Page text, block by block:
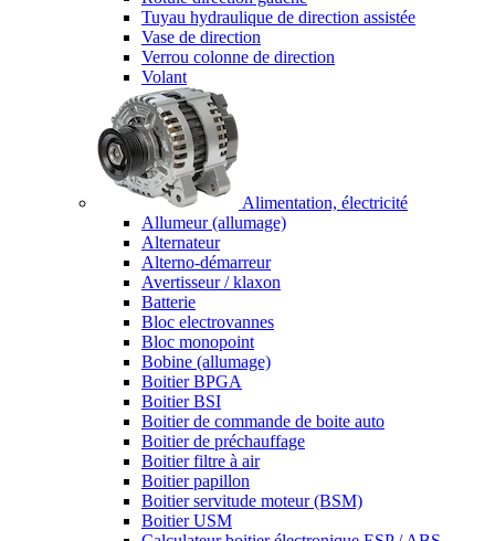
Tuyau hydraulique de direction assistée
Vase de direction
Verrou colonne de direction
Volant
Alimentation, électricité
Allumeur (allumage)
Alternateur
Alterno-démarreur
Avertisseur / klaxon
Batterie
Bloc electrovannes
Bloc monopoint
Bobine (allumage)
Boitier BPGA
Boitier BSI
Boitier de commande de boite auto
Boitier de préchauffage
Boitier filtre à air
Boitier papillon
Boitier servitude moteur (BSM)
Boitier USM